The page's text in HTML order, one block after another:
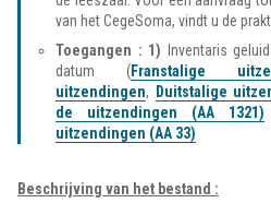
van het CegeSoma, vindt u de
Toegangen : 1)
Inventaris
datum (Franstalige
uitzendingen, Duitstalige
de uitzendingen (AA 1321)
uitzendingen (AA 33)
Beschrijving van het bestand :